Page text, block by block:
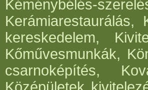
Kéménybélés-
kereskedelem,
Kőművesmunkák,
csarnoképítés,